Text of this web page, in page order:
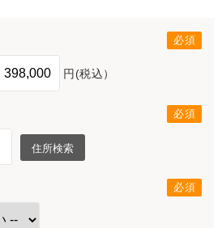
円(税込）
住所検索